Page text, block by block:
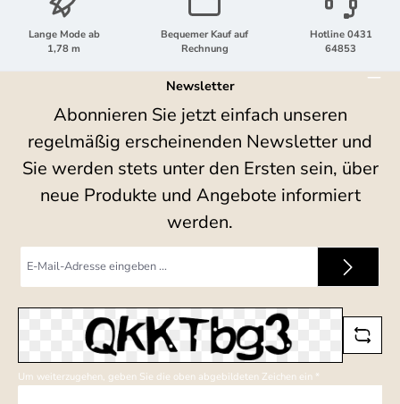
Lange Mode ab
1,78 m
Bequemer Kauf auf
Rechnung
Hotline 0431
64853
Newsletter
Abonnieren Sie jetzt einfach unseren
regelmäßig erscheinenden Newsletter und
Sie werden stets unter den Ersten sein, über
neue Produkte und Angebote informiert
werden.
Mail-
Um weiterzugehen, geben Sie die oben abgebildeten Zeichen ein *